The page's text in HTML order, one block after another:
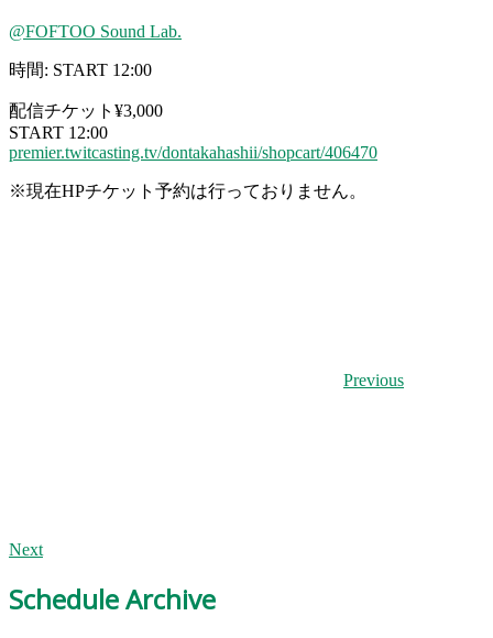
@FOFTOO Sound Lab.
時間: START 12:00
配信チケット¥3,000
START 12:00
premier.twitcasting.tv/dontakahashii/shopcart/406470
※現在HPチケット予約は行っておりません。
Previous
Next
Schedule Archive